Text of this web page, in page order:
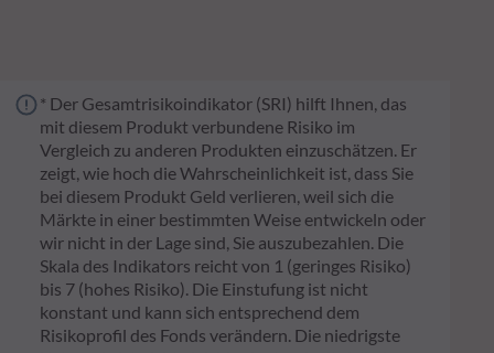
* Der Gesamtrisikoindikator (SRI) hilft Ihnen, das
mit diesem Produkt verbundene Risiko im
Vergleich zu anderen Produkten einzuschätzen. Er
zeigt, wie hoch die Wahrscheinlichkeit ist, dass Sie
bei diesem Produkt Geld verlieren, weil sich die
Märkte in einer bestimmten Weise entwickeln oder
wir nicht in der Lage sind, Sie auszubezahlen. Die
Skala des Indikators reicht von 1 (geringes Risiko)
bis 7 (hohes Risiko). Die Einstufung ist nicht
konstant und kann sich entsprechend dem
Risikoprofil des Fonds verändern. Die niedrigste